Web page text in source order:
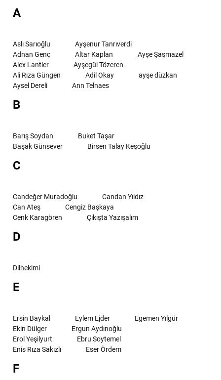
A
Aslı Sarıoğlu
Ayşenur Tanrıverdi
Adnan Genç
Altar Kaplan
Ayşe Şaşmazel
Alex Lantier
Ayşegül Tözeren
Ali Rıza Güngen
Adil Okay
ayşe düzkan
Aysel Dereli
Ann Telnaes
B
Barış Soydan
Buket Taşar
Başak Günsever
Birsen Talay Keşoğlu
C
Candeğer Muradoğlu
Candan Yıldız
Can Ateş
Cengiz Başkaya
Cenk Karagören
Çıkışta Yazışalım
D
Dilhekimi
E
Ersin Baykal Eylem Ejder
Egemen Yılgür
Ekin Dülger
Ergun Aydınoğlu
Erol Yeşilyurt
Ebru Soytemel
Enis Rıza Sakızlı
Eser Ördem
F